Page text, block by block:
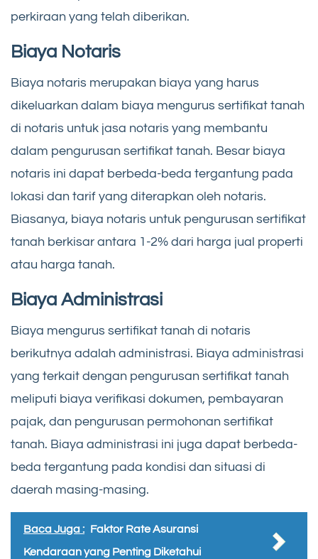
perkiraan yang telah diberikan.
Biaya Notaris
Biaya notaris merupakan biaya yang harus
dikeluarkan dalam biaya mengurus sertifikat tanah
di notaris untuk jasa notaris yang membantu
dalam pengurusan sertifikat tanah. Besar biaya
notaris ini dapat berbeda-beda tergantung pada
lokasi dan tarif yang diterapkan oleh notaris.
Biasanya, biaya notaris untuk pengurusan sertifikat
tanah berkisar antara 1-2% dari harga jual properti
atau harga tanah.
Biaya Administrasi
Biaya mengurus sertifikat tanah di notaris
berikutnya adalah administrasi. Biaya administrasi
yang terkait dengan pengurusan sertifikat tanah
meliputi biaya verifikasi dokumen, pembayaran
pajak, dan pengurusan permohonan sertifikat
tanah. Biaya administrasi ini juga dapat berbeda-
beda tergantung pada kondisi dan situasi di
daerah masing-masing.
Baca Juga : Faktor Rate Asuransi
Kendaraan yang Penting Diketahui